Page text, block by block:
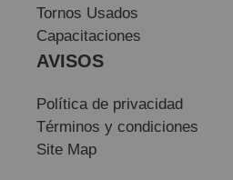
Tornos Usados
Capacitaciones
AVISOS
Política de privacidad
Términos y condiciones
Site Map